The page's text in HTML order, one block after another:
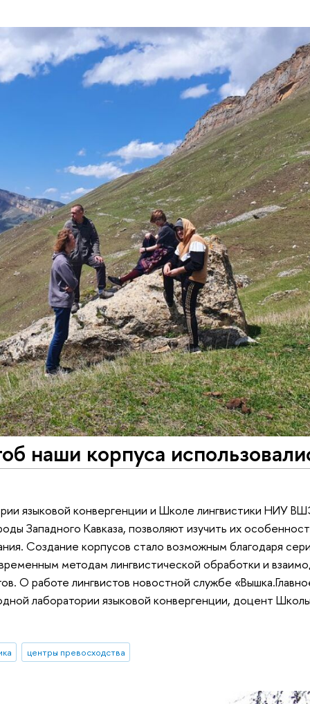
наши корпуса
языковой конвергенции и Школе лингвистики НИУ
Западного Кавказа, позволяют изучить их
Создание корпусов стало возможным благодаря
методам лингвистической обработки и
О работе лингвистов новостной службе
лаборатории языковой конвергенции, доцент
центры превосходства